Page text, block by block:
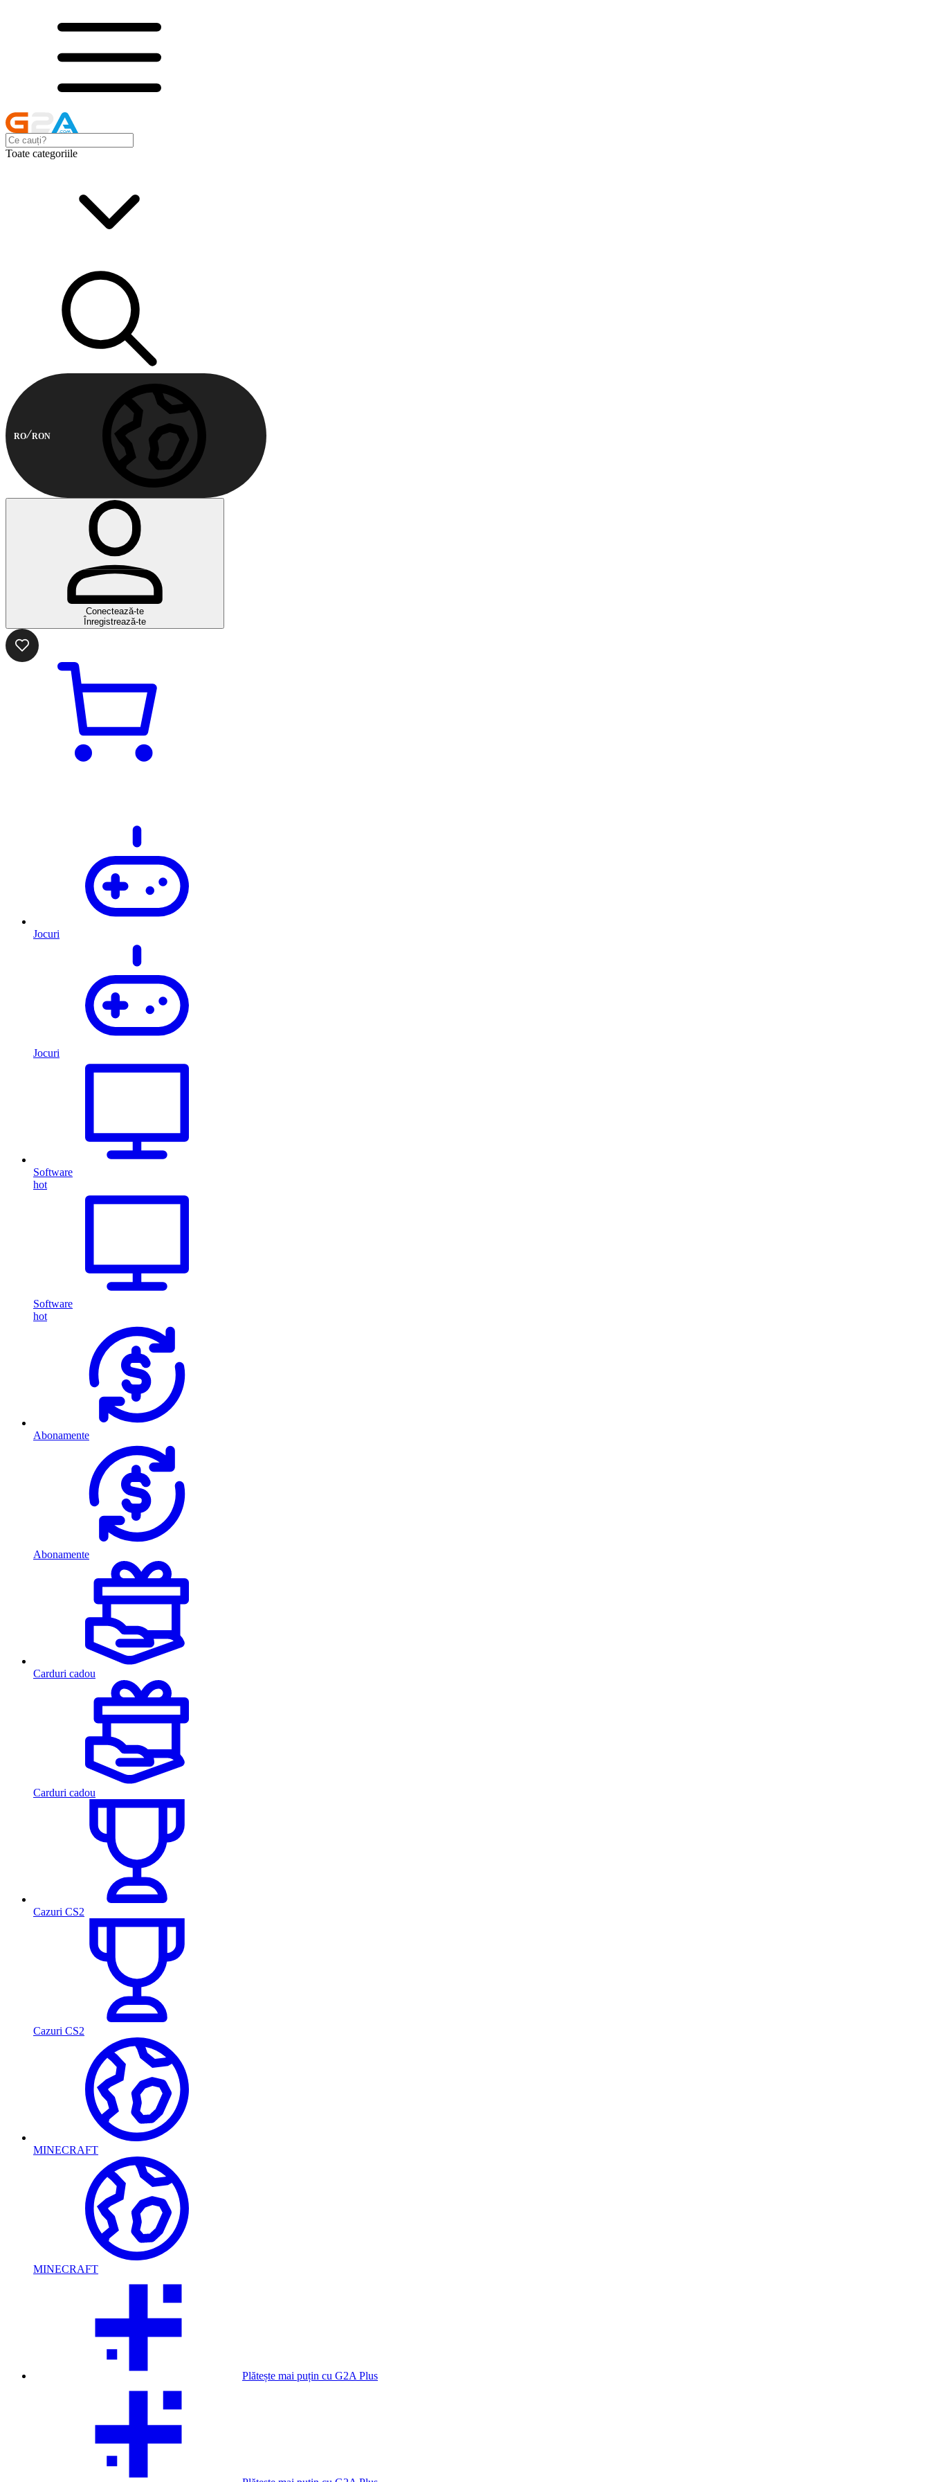
Toate categoriile
RO RON
Conectează-te
Înregistrează-te
Jocuri
Jocuri
Software
hot
Software
hot
Abonamente
Abonamente
Carduri cadou
Carduri cadou
Cazuri CS2
Cazuri CS2
MINECRAFT
MINECRAFT
Plătește mai puțin cu G2A Plus